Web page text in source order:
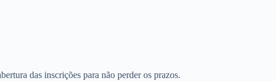
das inscrições para não perder os prazos.